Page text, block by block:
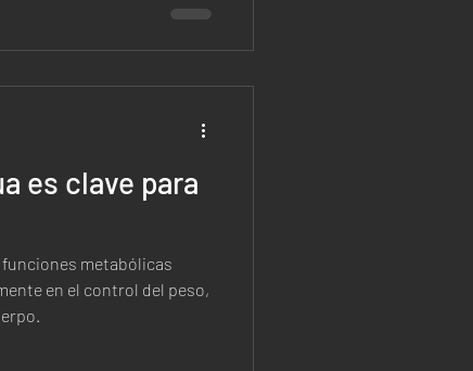
es clave para
metabólicas
en el control del peso,